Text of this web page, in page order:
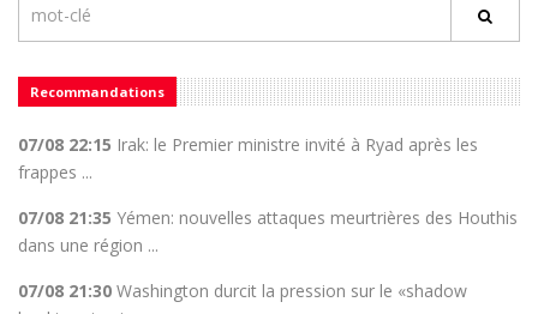
Recommandations
07/08 22:15 Irak: le Premier ministre invité à Ryad après les
frappes ...
07/08 21:35 Yémen: nouvelles attaques meurtrières des Houthis
dans une région ...
07/08 21:30 Washington durcit la pression sur le «shadow